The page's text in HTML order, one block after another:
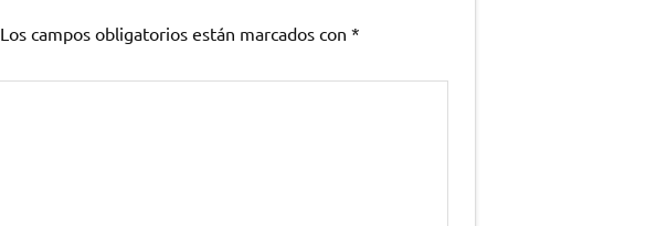
Los campos obligatorios están marcados con *